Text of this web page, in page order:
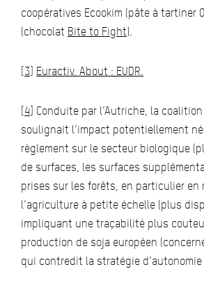
coopératives Ecookim (pâte à tartiner
(chocolat Bite to Fight).
[3] Euractiv. About : EUDR.
[4] Conduite par l’Autriche, la
soulignait l’impact potentiellement
règlement sur le secteur biologique
de surfaces, les surfaces
prises sur les forêts, en particulier en
l’agriculture à petite échelle (plus
impliquant une traçabilité plus
production de soja européen
qui contredit la stratégie d’autonomie